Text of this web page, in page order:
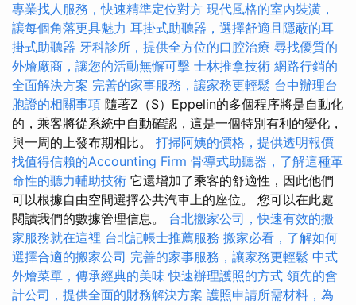
專業找人服務，快速精準定位對方 現代風格的室內裝潢，
讓每個角落更具魅力 耳掛式助聽器，選擇舒適且隱蔽的耳
掛式助聽器 牙科診所，提供全方位的口腔治療 尋找優質的
外燴廠商，讓您的活動無懈可擊 士林推拿技術 網路行銷的
全面解決方案 完善的家事服務，讓家務更輕鬆 台中辦理台
胞證的相關事項 隨著Z（S）Eppelin的多個程序將是自動化
的，乘客將從系統中自動確認，這是一個特別有利的變化，
與一周的上發布期相比。 打掃阿姨的價格，提供透明報價
找值得信賴的Accounting Firm 骨導式助聽器，了解這種革
命性的聽力輔助技術 它還增加了乘客的舒適性，因此他們
可以根據自由空間選擇公共汽車上的座位。 您可以在此處
閱讀我們的數據管理信息。 台北搬家公司，快速有效的搬
家服務就在這裡 台北記帳士推薦服務 搬家必看，了解如何
選擇合適的搬家公司 完善的家事服務，讓家務更輕鬆 中式
外燴菜單，傳承經典的美味 快速辦理護照的方式 領先的會
計公司，提供全面的財務解決方案 護照申請所需材料，為